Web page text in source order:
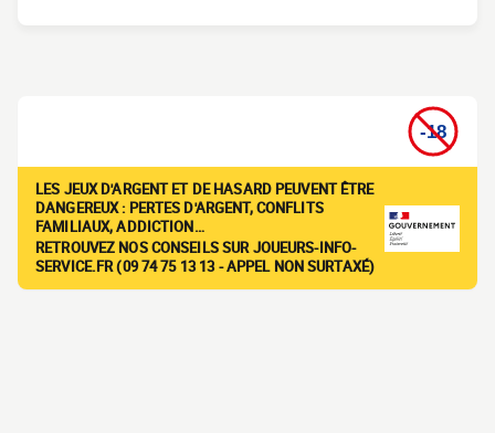
LES JEUX D'ARGENT ET DE HASARD PEUVENT ÊTRE
DANGEREUX : PERTES D'ARGENT, CONFLITS
FAMILIAUX, ADDICTION…
RETROUVEZ NOS CONSEILS SUR JOUEURS-INFO-
SERVICE.FR (09 74 75 13 13 - APPEL NON SURTAXÉ)